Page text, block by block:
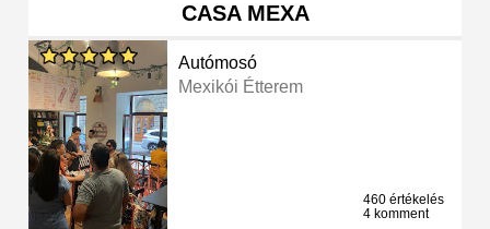
CASA MEXA
Autómosó
Mexikói Étterem
460 értékelés
4 komment